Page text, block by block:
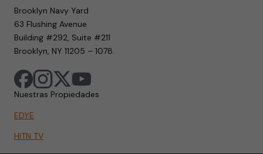
Brooklyn Navy Yard
63 Flushing Avenue
Building #292, Suite #211
Brooklyn, NY 11205 – 1078.
Nuestras Propiedades
EDYE
HITN TV